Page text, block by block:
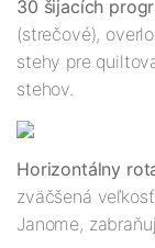
30 šijacích
(strečové),
stehy pre
stehov.
Horizontálny
zväčšená
Janome,